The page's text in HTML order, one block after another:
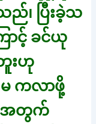
၊ ပြီးခဲ့သ
ာင့် ခင်ယု
းဟု
မ ကလာဖို့
မအတွက်